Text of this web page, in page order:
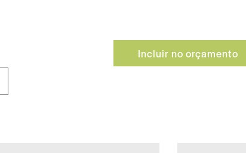
Incluir no orçamento